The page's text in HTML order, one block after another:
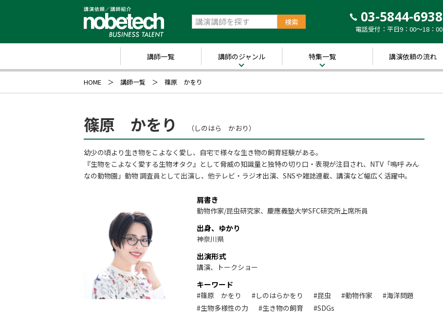
03-5844-6938
電話受付：平日9：00～18：00
講師一覧 講師のジャンル
キャリア・教育
業界・トレンド
特集一覧
人的資本経営特集
音声メディア“Voic
y”において「10分講
演チャンネル」特集
講演依頼の流れ
HOME 講師一覧 篠原 かをり
篠原 かをり （しのはら かおり）
幼少の頃より生き物をこよなく愛し、自宅で様々な生き物の飼育経験がある。
『生物をこよなく愛する生物オタク』として脅威の知識量と独特の切り口・表現が注目され、NTV「嗚呼 みん
なの動物園」動物 調査員として出演し、他テレビ・ラジオ出演、SNSや雑誌連載、講演など幅広く活躍中。
肩書き
動物作家/昆虫研究家、慶應義塾大学SFC研究所上席所員
出身、ゆかり
神奈川県
出演形式
講演、トークショー
キーワード
#篠原 かをり #しのはらかをり #昆虫 #動物作家
#海洋問題
#生物多様性の力
#生き物の飼育 #SDGs